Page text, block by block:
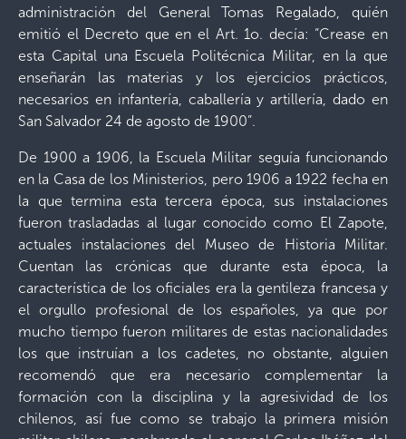
administración del General Tomas Regalado, quién
emitió el Decreto que en el Art. 1o. decía: “Crease en
esta Capital una Escuela Politécnica Militar, en la que
enseñarán las materias y los ejercicios prácticos,
necesarios en infantería, caballería y artillería, dado en
San Salvador 24 de agosto de 1900”.
De 1900 a 1906, la Escuela Militar seguía funcionando
en la Casa de los Ministerios, pero 1906 a 1922 fecha en
la que termina esta tercera época, sus instalaciones
fueron trasladadas al lugar conocido como El Zapote,
actuales instalaciones del Museo de Historia Militar.
Cuentan las crónicas que durante esta época, la
característica de los oficiales era la gentileza francesa y
el orgullo profesional de los españoles, ya que por
mucho tiempo fueron militares de estas nacionalidades
los que instruían a los cadetes, no obstante, alguien
recomendó que era necesario complementar la
formación con la disciplina y la agresividad de los
chilenos, así fue como se trabajo la primera misión